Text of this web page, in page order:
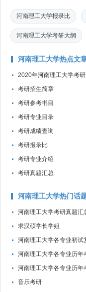
河南理工大学报录比
河南理工大学考研大纲
河南理工大学热点文
2020年河南理工大学考
考研招生简章
考研参考书目
考研专业目录
考研成绩查询
考研报录比
考研专业介绍
考研真题汇总
河南理工大学热门话
河南理工大学考研真题汇
求汉硕学长学姐
河南理工大学各专业初试
范围
河南理工大学各专业历
笔记
河南理工大学各专业历
笔记
音乐考研